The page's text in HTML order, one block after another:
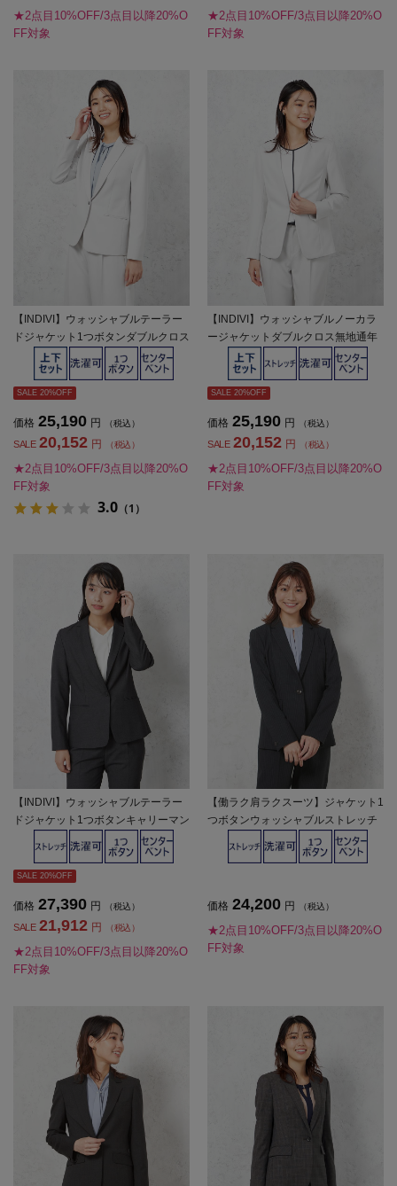
★2点目10%OFF/3点目以降20%O
FF対象
★2点目10%OFF/3点目以降20%O
FF対象
【INDIVI】ウォッシャブルテーラー
ドジャケット1つボタンダブルクロス
無地通年【レディース】
SALE 20%OFF
価格 25,190 円 （税込）
SALE 20,152 円 （税込）
★2点目10%OFF/3点目以降20%O
FF対象
3.0 （1）
【INDIVI】ウォッシャブルノーカラ
ージャケットダブルクロス無地通年
【レディース】
SALE 20%OFF
価格 25,190 円 （税込）
SALE 20,152 円 （税込）
★2点目10%OFF/3点目以降20%O
FF対象
【INDIVI】ウォッシャブルテーラー
ドジャケット1つボタンキャリーマン
グレンチェック通年【レディース】
SALE 20%OFF
価格 27,390 円 （税込）
SALE 21,912 円 （税込）
★2点目10%OFF/3点目以降20%O
FF対象
【働ラク肩ラクスーツ】ジャケット1
つボタンウォッシャブルストレッチ
グレーストライプS＆MWHITE秋冬
価格 24,200 円 （税込）
★2点目10%OFF/3点目以降20%O
FF対象